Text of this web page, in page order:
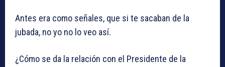
Antes era como señales, que si te sacaban de la
jubada, no yo no lo veo así.
¿Cómo se da la relación con el Presidente de la